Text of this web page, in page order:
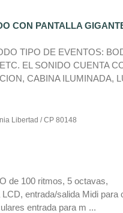
CON PANTALLA
TIPO DE EVENTOS:
EL SONIDO CUENTA
CABINA ILUMINADA,
Libertad / CP 80148
de 100 ritmos, 5 octavas,
entrada/salida Midi para
entrada para m ...